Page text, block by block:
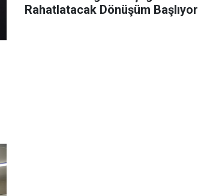
Rahatlatacak Dönüşüm Başlıyor